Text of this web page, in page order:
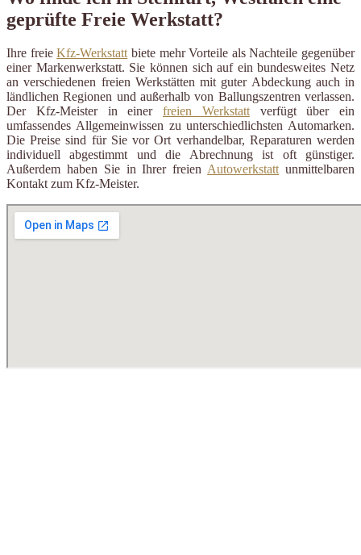
geprüfte Freie Werkstatt?
Ihre freieKfz-Werkstattbiete mehr Vorteile als Nachteile gegenüber
einer Markenwerkstatt. Sie können sich auf ein bundesweites Netz
an verschiedenen freien Werkstätten mit guter Abdeckung auch in
ländlichen Regionen und außerhalb von Ballungszentren verlassen.
Der Kfz-Meister in einer freien Werkstattverfügt über ein
umfassendes Allgemeinwissen zu unterschiedlichsten Automarken.
Die Preise sind für Sie vor Ort verhandelbar, Reparaturen werden
individuell abgestimmt und die Abrechnung ist oft günstiger.
Außerdem haben Sie in Ihrer freienAutowerkstattunmittelbaren
Kontakt zum Kfz-Meister.